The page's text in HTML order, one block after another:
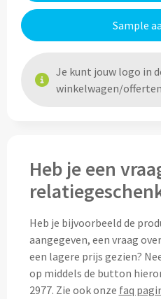
Alle glazen
Overige drinkwaren
Wijngeschenken bedrukken
Heupflesjes bedrukken
Proteine shakers bedrukken
IJsblokjes bedrukken
Rietjes bedrukken
Sample
Je kunt jouw logo in
winkelwagen/
Heb je een
Heb je bijvoorbeeld de
aangegeven, een vraag
een lagere prijs gezien?
op middels de button
2977. Zie ook onze faq